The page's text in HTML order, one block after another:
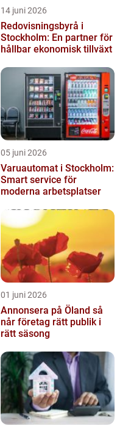
14 juni 2026
Redovisningsbyrå i
Stockholm: En partner för
hållbar ekonomisk tillväxt
05 juni 2026
Varuautomat i Stockholm:
Smart service för
moderna arbetsplatser
01 juni 2026
Annonsera på Öland så
når företag rätt publik i
rätt säsong